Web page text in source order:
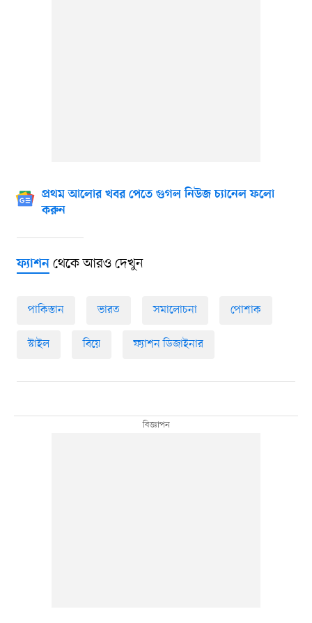
প্রথম আলোর খবর পেতে গুগল নিউজ চ্যানেল ফলো
করুন
ফ্যাশনথেকে আরও দেখুন
পাকিস্তান ভারত সমালোচনা পোশাক
স্টাইল বিয়ে ফ্যাশন ডিজাইনার